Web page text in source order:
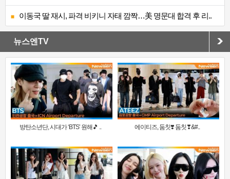
이동국 딸 재시, 파격 비키니 자태 깜짝…美 명문대 합격 후 리..
뉴스엔TV
방탄소년단, 시대가 ‘BTS’ 원해🎵 .. 에이티즈, 둠칫❣️ 둠칫❣&#..